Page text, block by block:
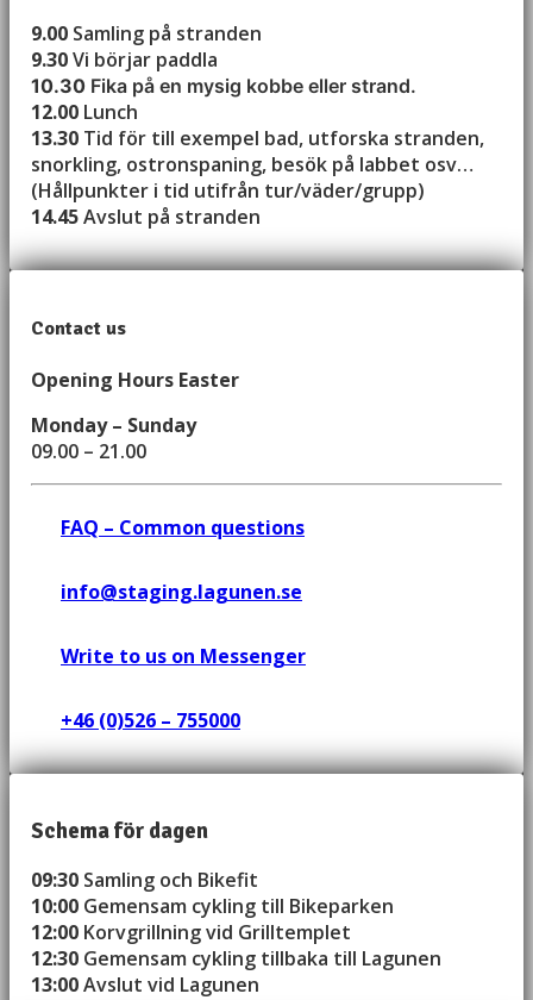
9.00 Samling på stranden
9.30Vi börjar paddla
10.30 Fika på en mysig kobbe eller strand.
12.00 Lunch
13.30 Tid för till exempel bad, utforska stranden,
snorkling, ostronspaning, besök på labbet osv…
(Hållpunkter i tid utifrån tur/väder/grupp)
14.45Avslut på stranden
Contact us
Opening Hours Easter
Monday – Sunday
09.00 – 21.00
FAQ – Common questions
info@staging.lagunen.se
Write to us on Messenger
+46 (0)526 – 755000
Schema för dagen
09:30 Samling och Bikefit
10:00 Gemensam cykling till Bikeparken
12:00 Korvgrillning vid Grilltemplet
12:30 Gemensam cykling tillbaka till Lagunen
13:00Avslut vid Lagunen